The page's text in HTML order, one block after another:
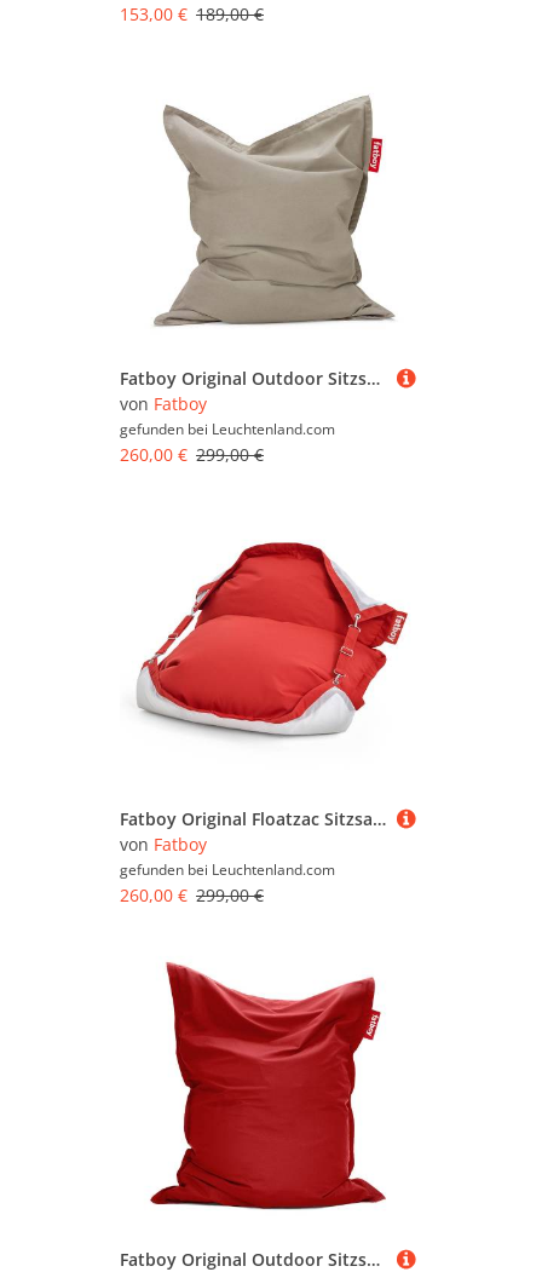
153,00 € 189,00 €
Fatboy Original Outdoor Sitzsack Grey taupe
von Fatboy
gefunden bei Leuchtenland.com
260,00 € 299,00 €
Fatboy Original Floatzac Sitzsack & Luftmatratze rot
von Fatboy
gefunden bei Leuchtenland.com
260,00 € 299,00 €
Fatboy Original Outdoor Sitzsack rot